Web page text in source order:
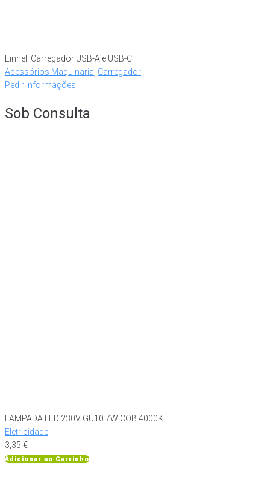
Einhell Carregador USB-A e USB-C
Acessórios Maquinaria, Carregador
Pedir Informações
Sob Consulta
LAMPADA LED 230V GU10 7W COB 4000K
Eletricidade
3,35 €
Adicionar ao Carrinho